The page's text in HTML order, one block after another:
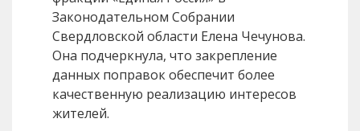
Законодательном Собрании
Свердловской области Елена Чечунова.
Она подчеркнула, что закрепление
данных поправок обеспечит более
качественную реализацию интересов
жителей.